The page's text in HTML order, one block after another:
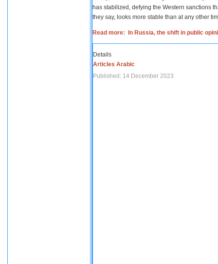
has stabilized, defying the Western sanctions
they say, looks more stable than at any other
Read more: In Russia, the shift in public
Details
Articles Arabic
Published: 14 December 2023